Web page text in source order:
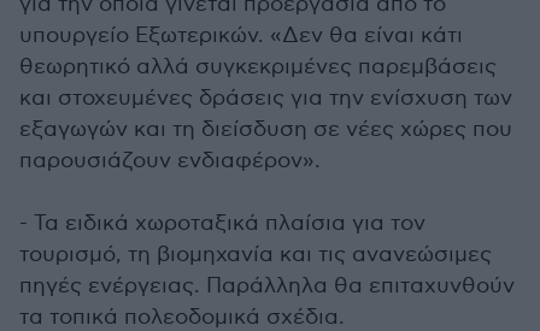
υπουργείο Εξωτερικών. «Δεν θα είναι κάτι
θεωρητικό αλλά συγκεκριμένες παρεμβάσεις
και στοχευμένες δράσεις για την ενίσχυση των
εξαγωγών και τη διείσδυση σε νέες χώρες που
παρουσιάζουν ενδιαφέρον».
- Τα ειδικά χωροταξικά πλαίσια για τον
τουρισμό, τη βιομηχανία και τις ανανεώσιμες
πηγές ενέργειας. Παράλληλα θα επιταχυνθούν
τα τοπικά πολεοδομικά σχέδια.